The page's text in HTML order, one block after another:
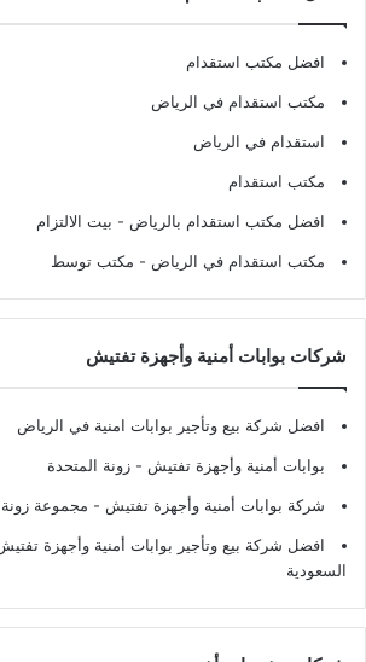
افضل مكتب استقدام
مكتب استقدام في الرياض
استقدام في الرياض
مكتب استقدام
افضل مكتب استقدام بالرياض - بيت الالتزام
مكتب استقدام في الرياض - مكتب توسط
شركات بوابات أمنية وأجهزة تفتيش
افضل شركة بيع وتأجير بوابات امنية في الرياض
بوابات أمنية وأجهزة تفتيش - زونة المتحدة
شركة بوابات أمنية وأجهزة تفتيش - مجموعة زونة
افضل شركة بيع وتأجير بوابات أمنية وأجهزة
السعودية